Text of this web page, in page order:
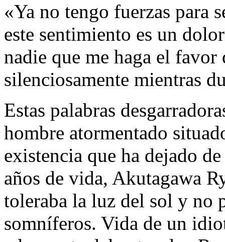
«Ya no tengo fuerzas para
este sentimiento es un
nadie que me haga el
silenciosamente mientras
Estas palabras
hombre atormentado
existencia que ha dejado
años de vida, Akutagawa
toleraba la luz del sol y no
somníferos. Vida de un